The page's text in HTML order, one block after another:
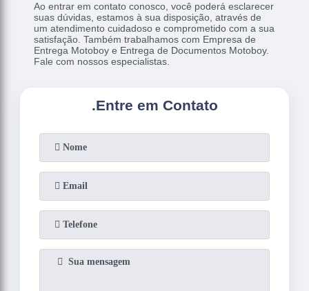
Ao entrar em contato conosco, você poderá esclarecer
suas dúvidas, estamos à sua disposição, através de
um atendimento cuidadoso e comprometido com a sua
satisfação. Também trabalhamos com Empresa de
Entrega Motoboy e Entrega de Documentos Motoboy.
Fale com nossos especialistas.
.Entre em Contato